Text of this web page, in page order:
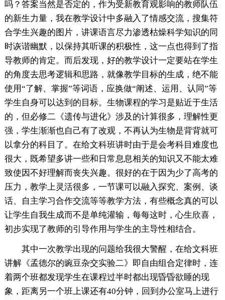
吗？答案当然是否定的，作为受新教育观影响的教师队伍
的新生力量，我在教学设计中多融入了情感交流，搜集符
合学生兴趣的图片，讲课语言尽力渗透枯燥科学知识的同
时诙谐幽默，以保持其听课的积极性，这一点也得到了指
导教师的肯定。而后发现，好的教学设计一定要站在学生
的角度去思考逻辑和思路，就像教学目标的生成，绝不能
使用“了解、掌握”等词语，应换做“阐述、运用、认同”等
学生自身可以达到的目标。生物课程的学习是贴近于生活
的，但必修二《遗传与进化》涉及的计算很多，理解性更
强，学生渐渐也自己有了改观，不再认为生物是背背就可
以拿分的科目了。在给文科班讲时由于是会考科目难度也
很大，既希望多讲一些和日常息息相关的知识又不能太难
致使因不好理解而丧失兴趣。很好的在于因为少了高考的
压力，教学上灵活很多，一节课可以融入探究、案例、谈
话、自主学习合作交流等等教学方法，有些概念真的可以
让学生自我生成而不是单纯灌输，每每这时，心生欣喜，
初步实现了教师的引导作用与学生的主导性相结合。
其中一次教学出现的问题给我很大警醒，在给文科班
讲解《孟德尔的豌豆杂交实验二》即自由组合定律时，连
着两个班都发现学生在课程过半时都出现昏昏欲睡的现
象，距离另一个班上课还有40分钟，回到办公室马上进行